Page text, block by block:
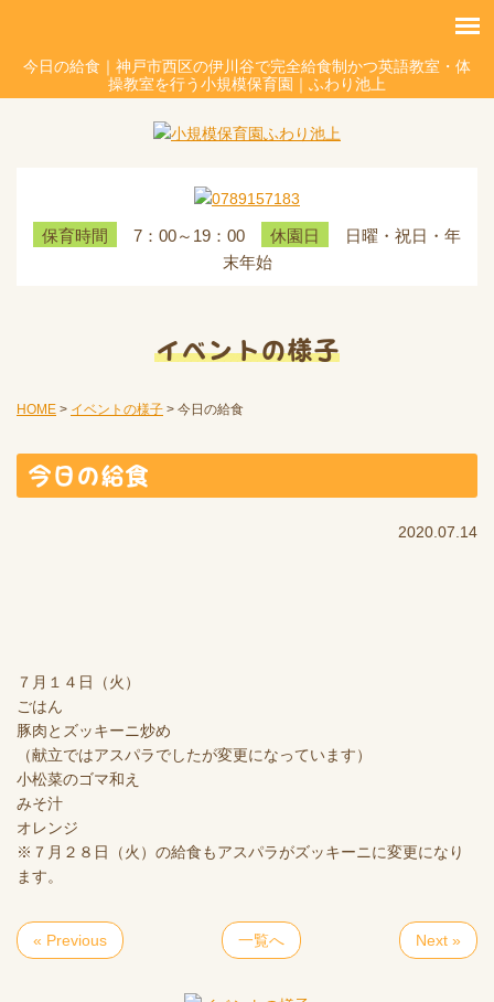
今日の給食｜神戸市西区の伊川谷で完全給食制かつ英語教室・体
操教室を行う小規模保育園｜ふわり池上
保育時間 7：00～19：00 休園日
日曜・祝日・年
末年始
イベントの様子
HOME > イベントの様子 > 今日の給食
今日の給食
2020.07.14
７月１４日（火）
ごはん
豚肉とズッキーニ炒め
（献立ではアスパラでしたが変更になっています）
小松菜のゴマ和え
みそ汁
オレンジ
※７月２８日（火）の給食もアスパラがズッキーニに変更になり
ます。
« Previous 一覧へ Next »